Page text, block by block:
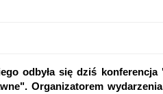
odbyła się dziś
Organizatorem